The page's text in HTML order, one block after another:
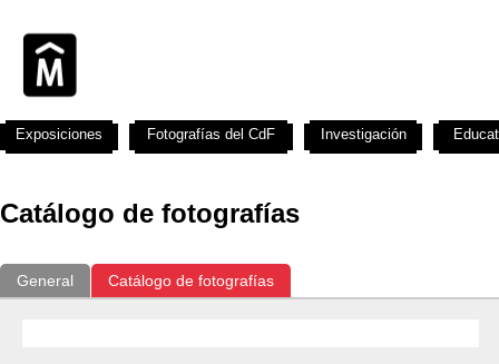
Catálogo de fotografías
General Catálogo de fotografías
Exposiciones Fotografías del CdF Investigación